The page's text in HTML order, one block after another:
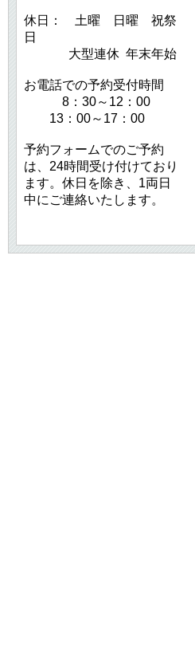
休日： 土曜 日曜 祝祭
日
大型連休 年末年始
お電話での予約受付時間
8：30～12：00
13：00～17：00
予約フォームでのご予約
は、24時間受け付けており
ます。休日を除き、1両日
中にご連絡いたします。